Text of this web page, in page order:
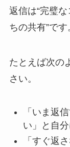
返信は“完璧
ちの共有”です
たとえば次の
さい。
「いま返
い」と自
「すぐ返